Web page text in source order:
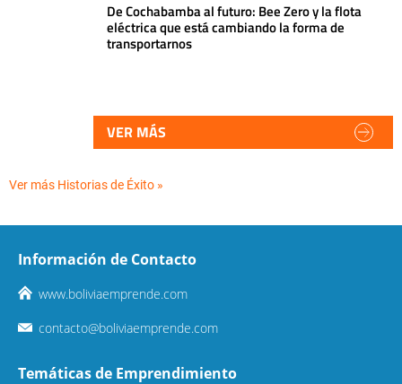
De Cochabamba al futuro: Bee Zero y la flota
eléctrica que está cambiando la forma de
transportarnos
VER MÁS
Ver más Historias de Éxito »
Información de Contacto
www.boliviaemprende.com
contacto@boliviaemprende.com
Temáticas de Emprendimiento